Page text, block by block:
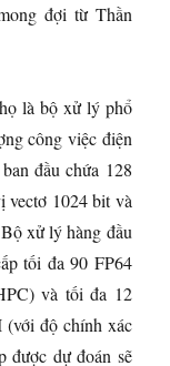
đợi từ Thần
là bộ xử lý phổ
công việc điện
đầu chứa 128
1024 bit và
xử lý hàng đầu
tối đa 90 FP64
và tối đa 12
(với độ chính xác
được dự đoán sẽ